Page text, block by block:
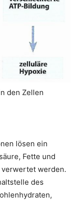
den Zellen
lösen ein
Fette und
werden.
des